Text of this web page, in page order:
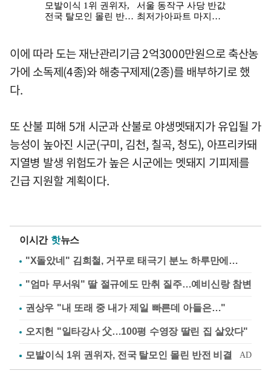
이에 따라 도는 재난관리기금 2억3000만원으로 축산농
가에 소독제(4종)와 해충구제제(2종)를 배부하기로 했
다.
또 산불 피해 5개 시군과 산불로 야생멧돼지가 유입될 가
능성이 높아진 시군(구미, 김천, 칠곡, 청도), 아프리카돼
지열병 발생 위험도가 높은 시군에는 멧돼지 기피제를
긴급 지원할 계획이다.
이시간 핫뉴스
"X돌았네" 김희철, 거꾸로 태극기 분노 하루만에…
"엄마 무서워" 딸 절규에도 만취 질주…예비신랑 참변
권상우 "내 또래 중 내가 제일 빠른데 아들은…"
오지헌 "일타강사 父…100평 수영장 딸린 집 살았다"